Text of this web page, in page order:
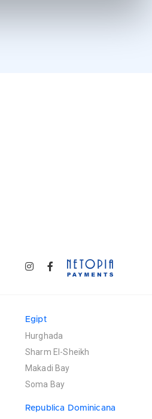
Egipt
Hurghada
Sharm El-Sheikh
Makadi Bay
Soma Bay
Republica Dominicana